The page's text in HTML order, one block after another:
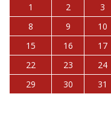
1 2 3
8
9 10
15
16 17
22
23 24
29
30 31